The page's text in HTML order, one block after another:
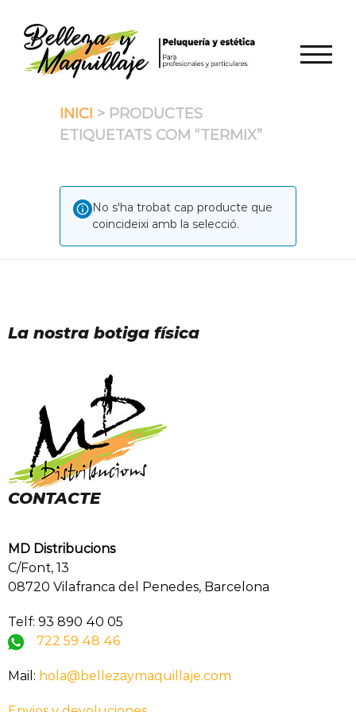
content
INICI > PRODUCTES
ETIQUETATS COM “TERMIX”
No s'ha trobat cap producte que
coincideixi amb la selecció.
La nostra botiga física
CONTACTE
MD Distribucions
C/Font, 13
08720 Vilafranca del Penedes, Barcelona
Telf: 93 890 40 05
722 59 48 46
Mail: hola@bellezaymaquillaje.com